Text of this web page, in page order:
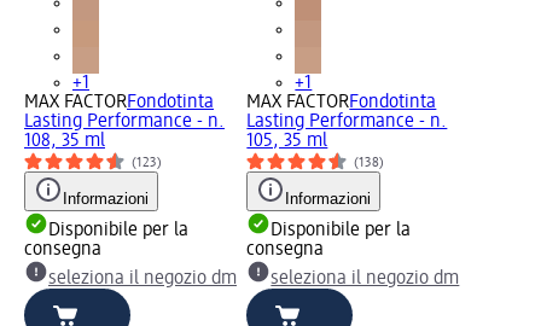
+1
MAX FACTORFondotinta
Lasting Performance - n.
108, 35 ml
(123)
Informazioni
Disponibile per la
consegna
seleziona il negozio dm
+1
MAX FACTORFondotinta
Lasting Performance - n.
105, 35 ml
(138)
Informazioni
Disponibile per la
consegna
seleziona il negozio dm